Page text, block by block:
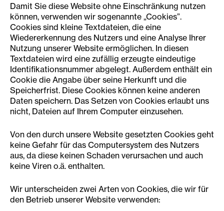
Damit Sie diese Website ohne Einschränkung nutzen
können, verwenden wir sogenannte „Cookies”.
Cookies sind kleine Textdateien, die eine
Wiedererkennung des Nutzers und eine Analyse Ihrer
Nutzung unserer Website ermöglichen. In diesen
Textdateien wird eine zufällig erzeugte eindeutige
Identifikationsnummer abgelegt. Außerdem enthält ein
Cookie die Angabe über seine Herkunft und die
Speicherfrist. Diese Cookies können keine anderen
Daten speichern. Das Setzen von Cookies erlaubt uns
nicht, Dateien auf Ihrem Computer einzusehen.
Von den durch unsere Website gesetzten Cookies geht
keine Gefahr für das Computersystem des Nutzers
aus, da diese keinen Schaden verursachen und auch
keine Viren o.ä. enthalten.
Wir unterscheiden zwei Arten von Cookies, die wir für
den Betrieb unserer Website verwenden: